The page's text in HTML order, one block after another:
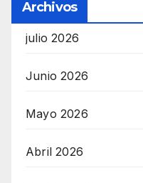
Archivos
julio 2026
Junio 2026
Mayo 2026
Abril 2026